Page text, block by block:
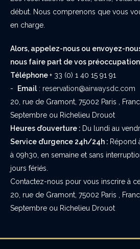
début. Nous comprenons que vous
en charge.
Alors, appelez-nous ou envoyez-
nous faire part de vos
Téléphone+ 33 (0) 1 40 15 91 91
-
Email: reservation@airwaysdc.com
20, rue de Gramont, 75002 Paris ,
Septembre ou Richelieu Drouot
Heures d’ouverture : Du lundi au
Service d’urgence 24h/24h : Répond
à 09h30, en semaine et sans
jours fériés.
Contactez-nous pour vous inscrire à
20, rue de Gramont, 75002 Paris ,
Septembre ou Richelieu Drouot